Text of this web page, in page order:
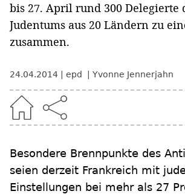
bis 27. April rund 300 Delegierte
Judentums aus 20 Ländern zu
zusammen.
24.04.2014 epd Yvonne Jennerjahn
Besondere Brennpunkte des
seien derzeit Frankreich mit
Einstellungen bei mehr als 27